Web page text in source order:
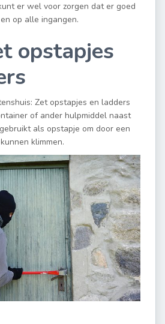
er wel voor zorgen dat er goed
op alle ingangen.
opstapjes
Zet opstapjes en ladders
of ander hulpmiddel naast
als opstapje om door een
klimmen.